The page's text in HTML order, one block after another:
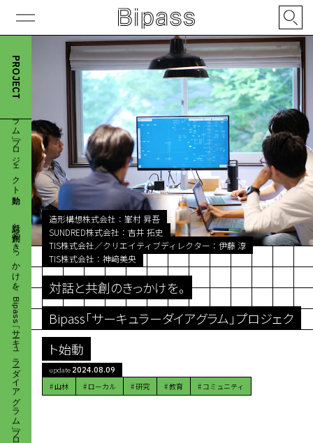
PROJECT
対話と共創のきっかけを。 Bipass「サーキュラーダイアグラム」プロジェクト始動
造形構想株式会社 ： 峯村 昇吾
SUNDRED株式会社 ： 吉井 拓史
TIS株式会社／クリエイティブディレクター ： 伊藤 淳
TIS株式会社 ： 神﨑美央
対話と共創のきっかけを。
Bipass「サーキュラーダイアグラム」プロジェク
ト始動
update 2024.08.09
#山林 # ローカル #研究 #教育 # コミュニティ